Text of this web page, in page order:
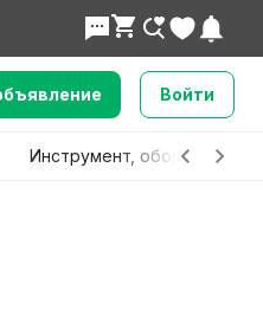
Войти
Инструмент, оборудование